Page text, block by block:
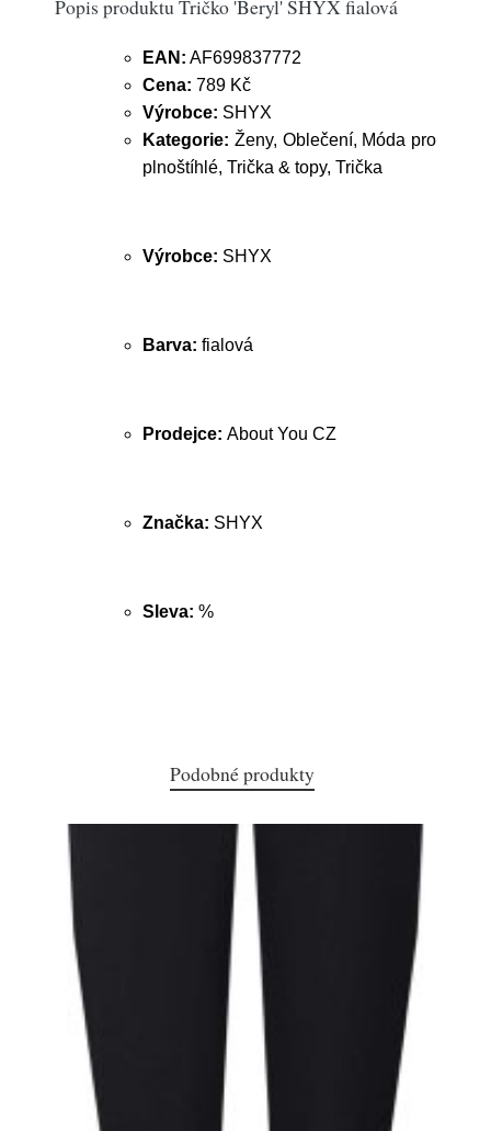
Popis produktu Tričko 'Beryl' SHYX fialová
EAN: AF699837772
Cena: 789 Kč
Výrobce: SHYX
Kategorie: Ženy, Oblečení, Móda pro
plnoštíhlé, Trička & topy, Trička
Výrobce: SHYX
Barva: fialová
Prodejce: About You CZ
Značka: SHYX
Sleva: %
Podobné produkty